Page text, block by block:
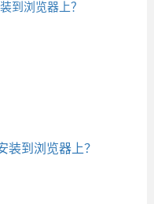
到浏览器上？
装到浏览器上？